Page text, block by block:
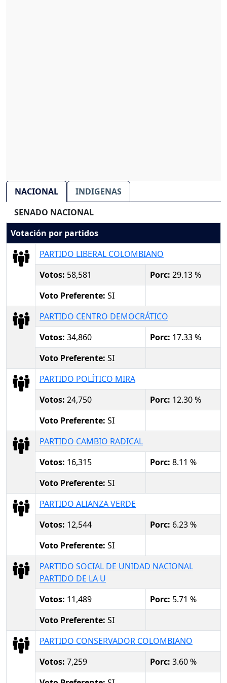
NACIONAL
INDIGENAS
SENADO NACIONAL
Votación por partidos
PARTIDO LIBERAL COLOMBIANO
Votos: 58,581 Porc: 29.13 %
Voto Preferente: SI
PARTIDO CENTRO DEMOCRÁTICO
Votos: 34,860 Porc: 17.33 %
Voto Preferente: SI
PARTIDO POLÍTICO MIRA
Votos: 24,750 Porc: 12.30 %
Voto Preferente: SI
PARTIDO CAMBIO RADICAL
Votos: 16,315 Porc: 8.11 %
Voto Preferente: SI
PARTIDO ALIANZA VERDE
Votos: 12,544 Porc: 6.23 %
Voto Preferente: SI
PARTIDO SOCIAL DE UNIDAD NACIONAL
PARTIDO DE LA U
Votos: 11,489 Porc: 5.71 %
Voto Preferente: SI
PARTIDO CONSERVADOR COLOMBIANO
Votos: 7,259 Porc: 3.60 %